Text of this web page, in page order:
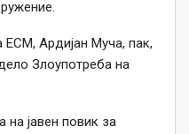
ЕСМ, Ардијан Муча, пак,
Злоупотреба на
на јавен повик за